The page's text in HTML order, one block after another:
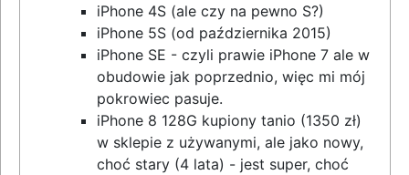
iPhone 4S (ale czy na pewno S?)
iPhone 5S (od października 2015)
iPhone SE - czyli prawie iPhone 7 ale w
obudowie jak poprzednio, więc mi mój
pokrowiec pasuje.
iPhone 8 128G kupiony tanio (1350 zł)
w sklepie z używanymi, ale jako nowy,
choć stary (4 lata) - jest super, choć